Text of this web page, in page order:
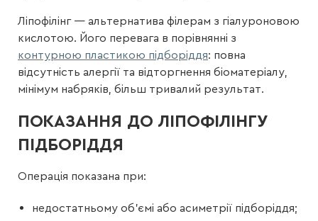
Ліпофілінг — альтернатива філерам з гіалуроновою
кислотою. Його перевага в порівнянні з
контурною пластикою підборіддя: повна
відсутність алергії та відторгнення біоматеріалу,
мінімум набряків, більш тривалий результат.
ПОКАЗАННЯ ДО ЛІПОФІЛІНГУ
ПІДБОРІДДЯ
Операція показана при:
недостатньому об’ємі або асиметрії підборіддя;